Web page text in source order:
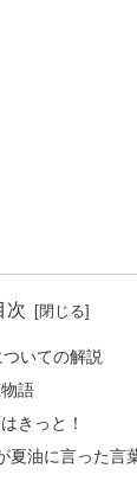
次
いての解説
語
きっと！
夏油に言った言